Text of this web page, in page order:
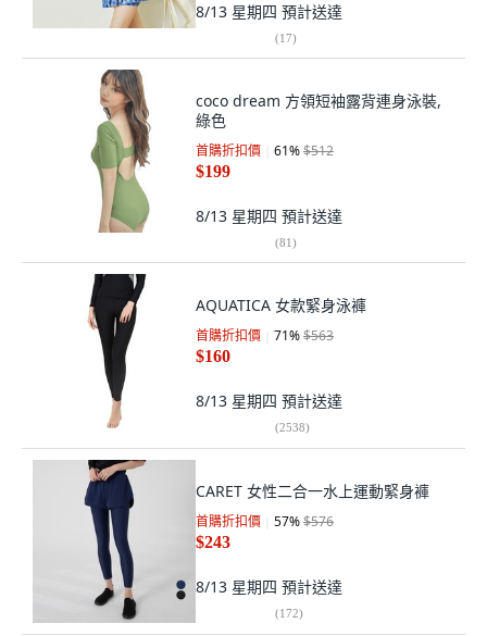
8/13 星期四 預計送達
(17)
coco dream 方領短袖露背連身泳裝,
綠色
首購折扣價 61%$512
$199
8/13 星期四 預計送達
(81)
AQUATICA 女款緊身泳褲
首購折扣價 71%$563
$160
8/13 星期四 預計送達
(2538)
CARET 女性二合一水上運動緊身褲
首購折扣價 57%$576
$243
8/13 星期四 預計送達
(172)